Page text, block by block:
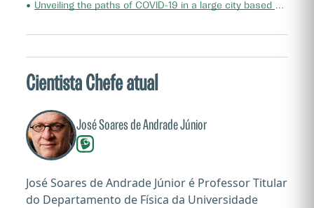
• Unveiling the paths of COVID-19 in a large city based on public transportation data
Cientista Chefe atual
José Soares de Andrade Júnior
José Soares de Andrade Júnior é Professor Titular
do Departamento de Física da Universidade